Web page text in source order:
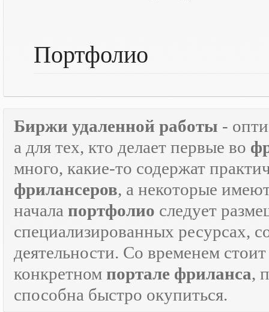
Портфолио
Биржи удаленной работы -
а для тех, кто делает первые во
много, какие-то содержат
фрилансеров, а некоторые
начала портфолио следует
специализированных ресурсах,
деятельности. Со временем
конкретном портале фриланса,
способна быстро окупиться.